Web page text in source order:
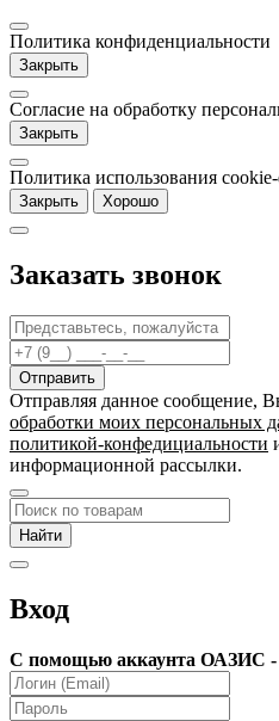
Политика конфиденциальности
Закрыть
Согласие на обработку
Закрыть
Политика использования
Закрыть Хорошо
Заказать звонок
Отправляя данное сообщение,
обработки моих персональных
политикой-конфедициальности
информационной рассылки.
Вход
С помощью аккаунта ОАЗИС -